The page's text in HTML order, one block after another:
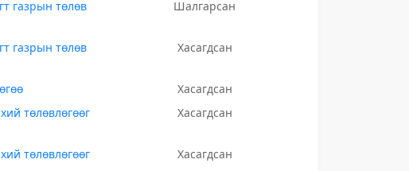
газрын төлөв
Шалгарсан
газрын төлөв
Хасагдсан
Хасагдсан
төлөвлөгөөг
Хасагдсан
төлөвлөгөөг
Хасагдсан